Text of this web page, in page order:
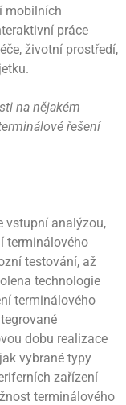
mobilních
práce
životní prostředí,
na nějakém
řešení
vstupní analýzou,
terminálového
testování, až
technologie
terminálového
dobu realizace
vybrané typy
zařízení
terminálového